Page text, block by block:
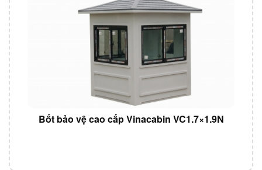
Bốt bảo vệ cao cấp Vinacabin VC1.7×1.9N